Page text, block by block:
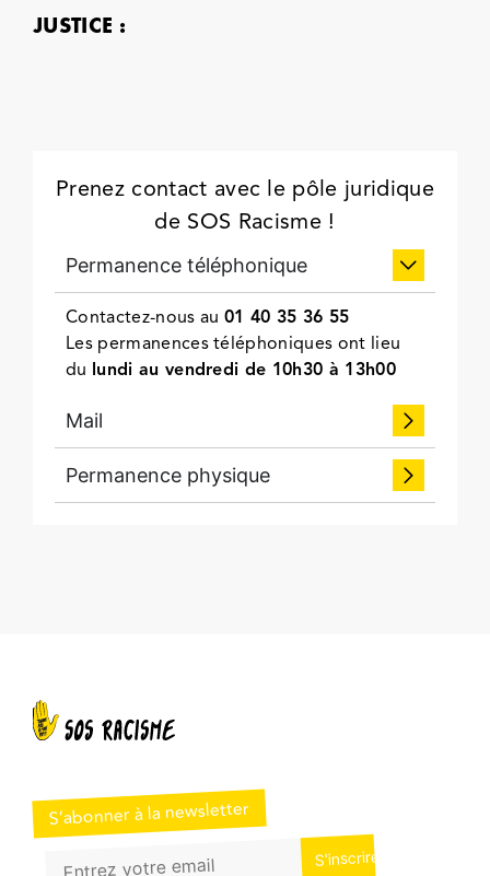
JUSTICE :
Prenez contact avec le pôle juridique
de SOS Racisme !
Permanence téléphonique
Contactez-nous au 01 40 35 36 55
Les permanences téléphoniques ont lieu
du lundi au vendredi de 10h30 à 13h00
Mail
Permanence physique
S’abonner à la newsletter